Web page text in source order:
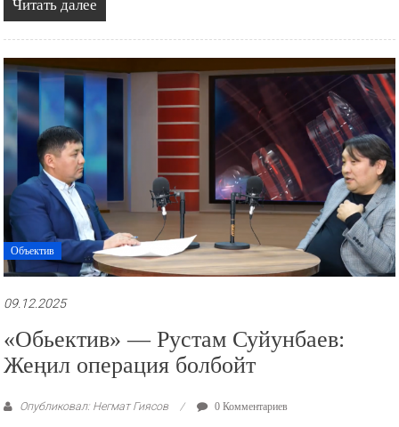
Читать далее
Объектив
09.12.2025
«Обьектив» — Рустам Суйунбаев:
Жеңил операция болбойт
Опубликовал: Негмат Гиясов 0 Комментариев